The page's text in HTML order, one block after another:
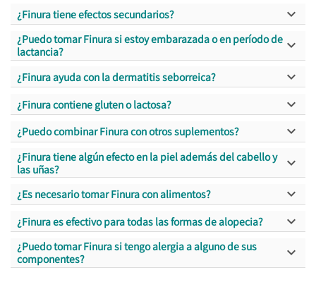
¿Finura tiene efectos secundarios? 
¿Puedo tomar Finura si estoy embarazada o en período de
lactancia?

¿Finura ayuda con la dermatitis seborreica? 
¿Finura contiene gluten o lactosa? 
¿Puedo combinar Finura con otros suplementos? 
¿Finura tiene algún efecto en la piel además del cabello y
las uñas?

¿Es necesario tomar Finura con alimentos? 
¿Finura es efectivo para todas las formas de alopecia? 
¿Puedo tomar Finura si tengo alergia a alguno de sus
componentes?
